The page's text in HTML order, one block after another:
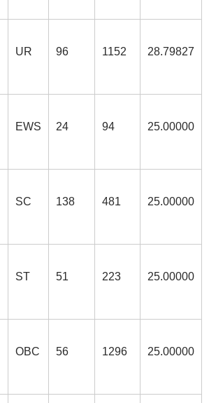
UR 96 1152 28.79827
EWS 24 94 25.00000
SC 138 481 25.00000
ST 51 223 25.00000
OBC 56 1296 25.00000